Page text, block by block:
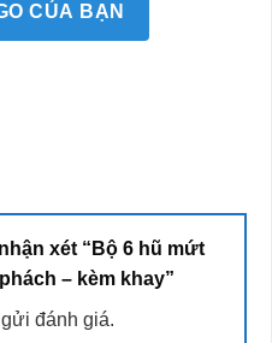
CỦA BẠN
xét “Bộ 6 hũ mứt
– kèm khay”
đánh giá.